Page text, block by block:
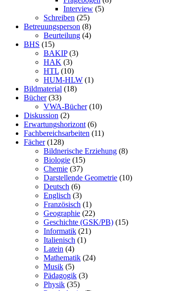
Interview (5)
Schreiben (25)
Betreuungsperson (8)
Beurteilung (4)
BHS (15)
BAKIP(3)
HAK (3)
HTL (10)
HUM-HLW (1)
Bildmaterial (18)
Bücher(33)
VWA-Bücher(10)
Diskussion (2)
Erwartungshorizont (6)
Fachbereichsarbeiten (11)
Fächer(128)
Bildnerische Erziehung (8)
Biologie (15)
Chemie (37)
Darstellende Geometrie (10)
Deutsch (6)
Englisch (3)
Französisch (1)
Geographie (22)
Geschichte (GSK/PB) (15)
Informatik (21)
Italienisch (1)
Latein (4)
Mathematik (24)
Musik (5)
Pädagogik (3)
Physik (35)